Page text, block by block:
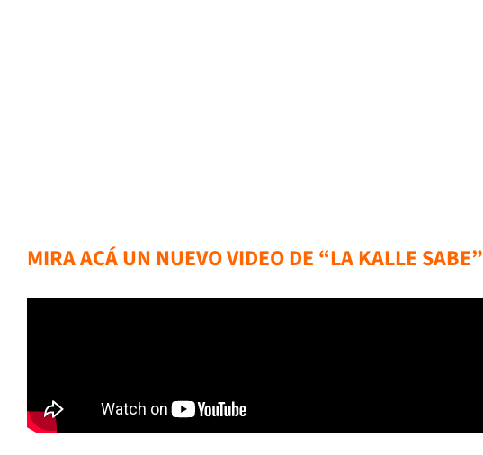
MIRA ACÁ UN NUEVO VIDEO DE “LA KALLE SABE”